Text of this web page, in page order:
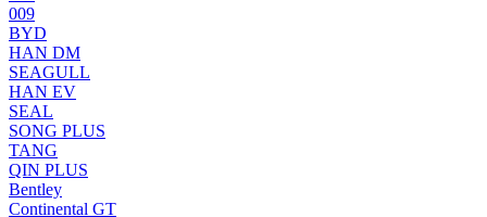
009
BYD
HAN DM
SEAGULL
HAN EV
SEAL
SONG PLUS
TANG
QIN PLUS
Bentley
Continental GT